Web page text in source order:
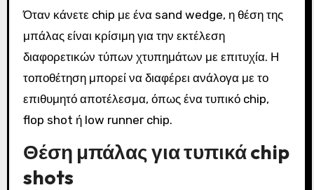
Όταν κάνετε chip με ένα sand wedge, η θέση της
μπάλας είναι κρίσιμη για την εκτέλεση
διαφορετικών τύπων χτυπημάτων με επιτυχία. Η
τοποθέτηση μπορεί να διαφέρει ανάλογα με το
επιθυμητό αποτέλεσμα, όπως ένα τυπικό chip,
flop shot ή low runner chip.
Θέση μπάλας για τυπικά chip
shots